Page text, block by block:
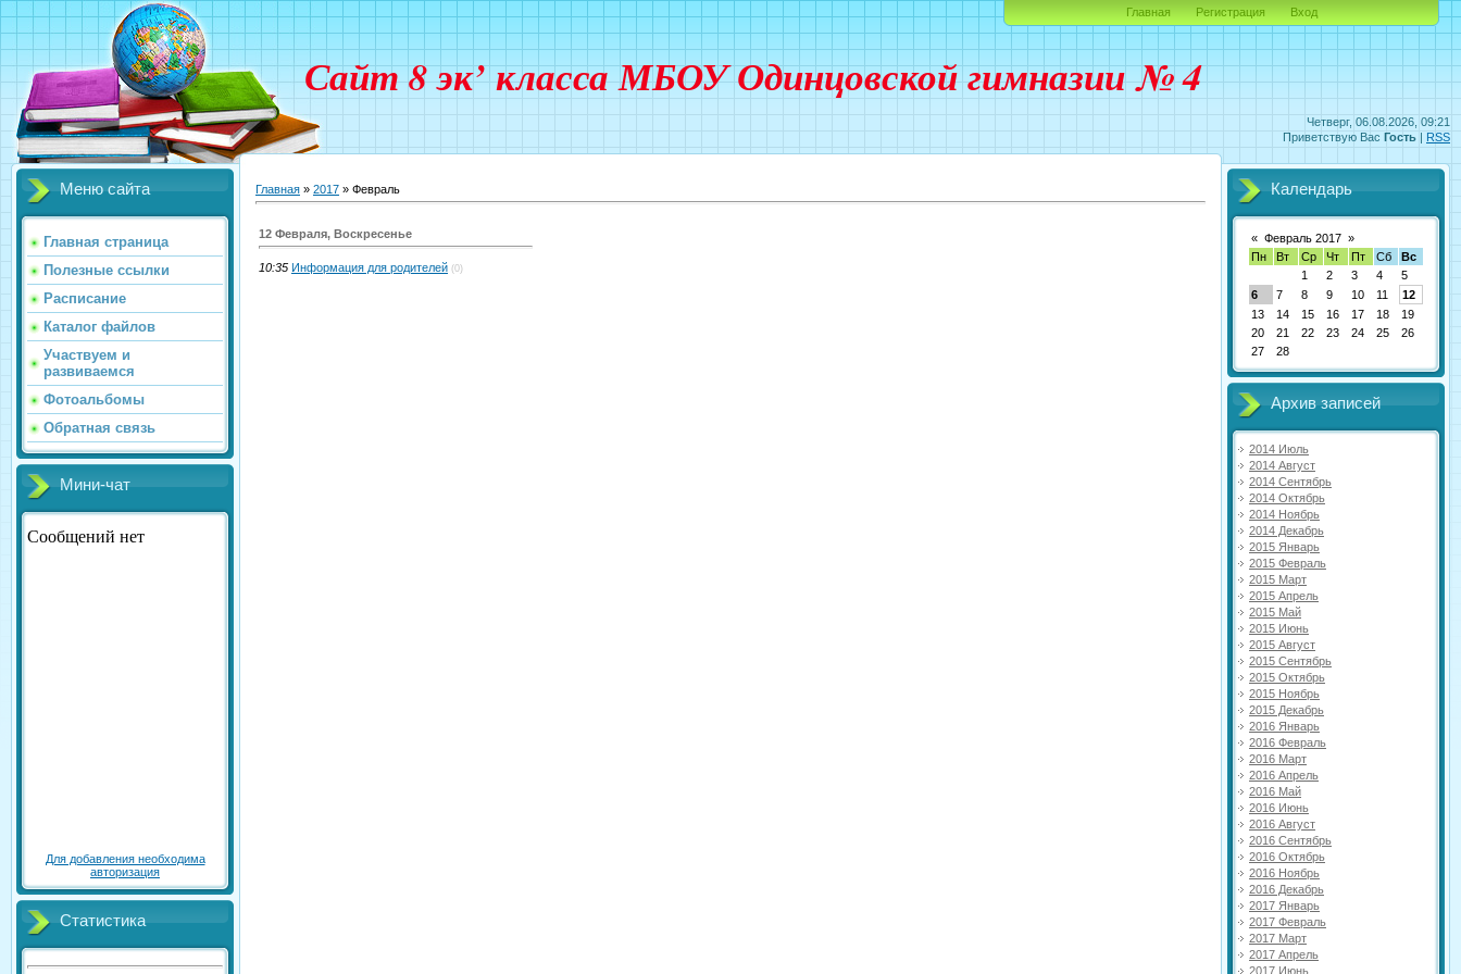
Четверг, 06.08.2026, 09:21
Приветствую Вас Гость | RSS
Сайт 8 эк’ класса МБОУ Одинцовской гимназии № 4
Главная Регистрация Вход
Меню сайта
Главная страница
Полезные ссылки
Расписание
Каталог файлов
Участвуем и
развиваемся
Фотоальбомы
Обратная связь
Мини-чат
Для добавления необходима
авторизация
Статистика
Главная » 2017 » Февраль
12 Февраля, Воскресенье
10:35 Информация для родителей (0)
Календарь
« Февраль 2017 »
Пн
Вт Ср Чт Пт Сб
Вс
1
2 3 4
5
6
7 8 9 10 11
12
13
14 15 16 17 18
19
20
21 22 23 24 25
26
27
28
Архив записей
2014 Июль
2014 Август
2014 Сентябрь
2014 Октябрь
2014 Ноябрь
2014 Декабрь
2015 Январь
2015 Февраль
2015 Март
2015 Апрель
2015 Май
2015 Июнь
2015 Август
2015 Сентябрь
2015 Октябрь
2015 Ноябрь
2015 Декабрь
2016 Январь
2016 Февраль
2016 Март
2016 Апрель
2016 Май
2016 Июнь
2016 Август
2016 Сентябрь
2016 Октябрь
2016 Ноябрь
2016 Декабрь
2017 Январь
2017 Февраль
2017 Март
2017 Апрель
2017 Июнь